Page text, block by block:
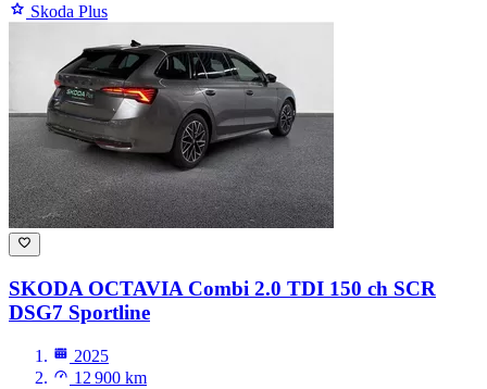
Skoda Plus
SKODA OCTAVIA Combi 2.0 TDI 150 ch SCR
DSG7 Sportline
2025
12 900 km